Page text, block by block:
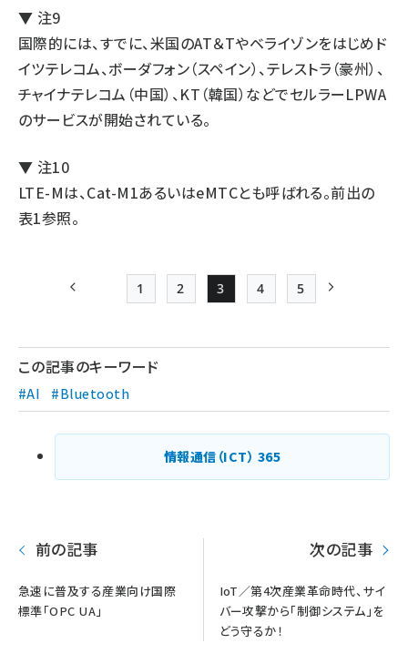
▼ 注9
国際的には、すでに、米国のAT＆Tやベライゾンをはじめド
イツテレコム、ボーダフォン（スペイン）、テレストラ（豪州）、
チャイナテレコム（中国）、KT（韓国）などでセルラーLPWA
のサービスが開始されている。
▼ 注10
LTE-Mは、Cat-M1あるいはeMTCとも呼ばれる。前出の
表1参照。
り
前ページ Page
1
Page
2
Page
3
Page
4
Page
5
この記事のキーワード
#AI #Bluetooth
情報通信（ICT） 365
前の記事
急速に普及する産業向け国際
標準「OPC UA」
次の記事
IoT／第4次産業革命時代、サイ
バー攻撃から「制御システム」を
どう守るか！